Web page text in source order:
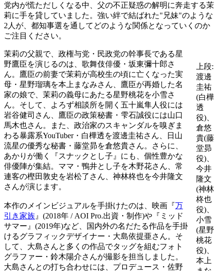
党内が慌ただしくなる中、父の不正疑惑の解明に奔走する茉
莉に手を貸していました。強い絆で結ばれた"兄妹"のような
2人が、都知事選を通してどのような関係となっていくのか
ご注目ください。
上段:
渡邊
圭祐
(白樺
透
役)、
倉悠
貴(藤
堂昴
役)、
今井
隆文
(神林
柊也
役)、
小雪
(星野
桃花
役)、
本上
茉莉の父親で、政権与党・民政党の幹事長である星
野鷹臣を演じるのは、歌舞伎俳優・坂東彌十郎さ
ん。鷹臣の前妻で茉莉が高校生の頃に亡くなった実
母・星野瑠璃を本上まなみさん、鷹臣が再婚した名
家の娘で、茉莉の義母にあたる星野桃花を小雪さ
ん。そして、よろず相談所を開く五十嵐隼人役には
岩谷健司さん、鷹臣の政策秘書・雫石誠役には山口
馬木也さん。また、政治家のスキャンダルを嗅ぎま
わる暴露系YouTuber・白樺透を渡邊圭祐さん、日山
流星の優秀な秘書・藤堂昴を倉悠貴さん。さらに、
あかりが働く『スナックとし子』にも、個性豊かな
俳優陣が集結。ママ・鴨井とし子を木野花さん、常
連客の樫田敦史を岩松了さん、神林柊也を今井隆文
さんが演じます。
本作のメインビジュアルを手掛けたのは、映画『万
引き家族 』(2018年 / AOI Pro.出資・制作)や『ミッド
サマー』(2019年)など、国内外の名だたる作品を手掛
けるグラフィックデザイナー・大島依提亜さん。そ
して、大島さんと多くの作品でタッグを組むフォト
グラファー・鈴木陽介さんが撮影を担当しました。
大島さんとの打ち合わせには、プロデュース・佐野